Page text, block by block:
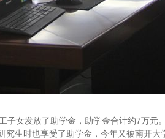
子女发放了助学金，助学金合计约7万
生时也享受了助学金，今年又被南开大